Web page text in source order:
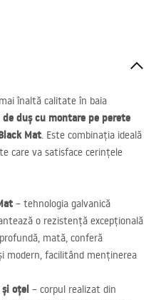
înaltă calitate în baia
duș cu montare pe perete
Mat. Este combinația ideală
care va satisface cerințele
– tehnologia galvanică
o rezistență excepțională
mată, conferă
modern, facilitând menținerea
și oțel – corpul realizat din